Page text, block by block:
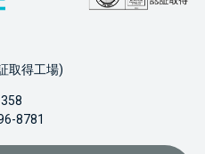
取得工場)
8781